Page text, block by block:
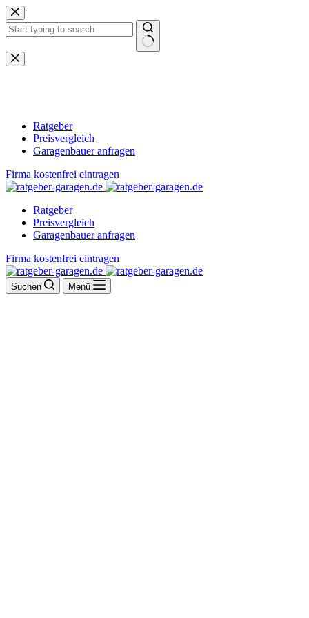
Zum
Inhalt
springen
Keine
Ergebnisse
Ratgeber
Preisvergleich
Garagenbauer anfragen
Firma kostenfrei eintragen
Ratgeber
Preisvergleich
Garagenbauer anfragen
Firma kostenfrei eintragen
Suchen Menü